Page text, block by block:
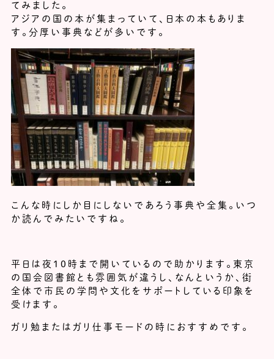
てみました。
アジアの国の本が集まっていて、日本の本もありま
す。分厚い事典などが多いです。
こんな時にしか目にしないであろう事典や全集。いつ
か読んでみたいですね。
平日は夜10時まで開いているので助かります。東京
の国会図書館とも雰囲気が違うし、なんというか、街
全体で市民の学問や文化をサポートしている印象を
受けます。
ガリ勉またはガリ仕事モードの時におすすめです。